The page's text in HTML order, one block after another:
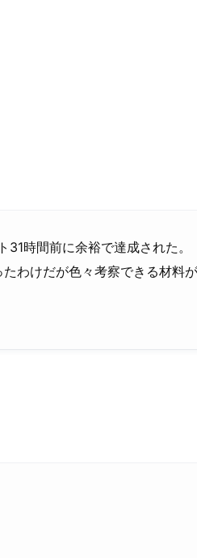
時間前に余裕で達成された。
わけだが色々考察できる材料が